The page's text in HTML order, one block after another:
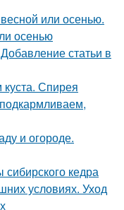
или осенью.
осенью
статьи в
Спирея
и огороде.
кедра
условиях. Уход